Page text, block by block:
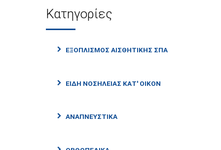
Κατηγορίες
ΕΞΟΠΛΙΣΜΟΣ ΑΙΣΘΗΤΙΚΗΣ ΣΠΑ
ΕΙΔΗ ΝΟΣΗΛΕΙΑΣ ΚΑΤ' ΟΙΚΟΝ
ΑΝΑΠΝΕΥΣΤΙΚΑ